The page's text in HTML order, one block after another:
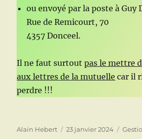
ou envoyé par la poste à Guy
Rue de Remicourt, 70
4357 Donceel.
Il ne faut surtoutpas le mettre
aux lettres de la mutuelle car il
perdre !!!
Auteur
Alain Hebert
Publié
23 janvier 2024